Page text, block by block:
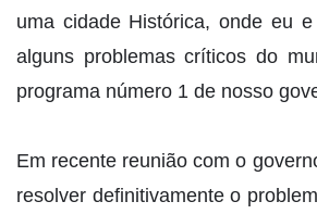
uma cidade Histórica, onde eu
alguns problemas críticos do
programa número 1 de nosso
Em recente reunião com o
resolver definitivamente o